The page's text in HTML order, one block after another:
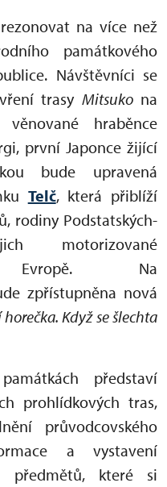
na více než
památkového
Návštěvníci se
trasy Mitsukona
věnované hraběnce
první Japonce žijící
bude upravená
Telč, která přiblíží
rodiny Podstatských-
motorizované
Na
zpřístupněna nová
horečka. Když se šlechta
představí
prohlídkových tras,
průvodcovského
a vystavení
předmětů, které si